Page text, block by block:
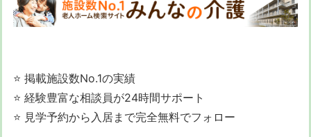
⭐ 掲載施設数No.1の実績
⭐ 経験豊富な相談員が24時間サポート
⭐ 見学予約から入居まで完全無料でフォロー